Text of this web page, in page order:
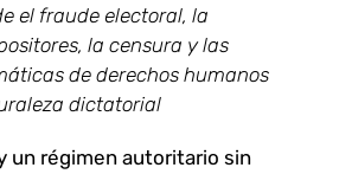
el fraude electoral, la
la censura y las
de derechos humanos
dictatorial
un régimen autoritario sin